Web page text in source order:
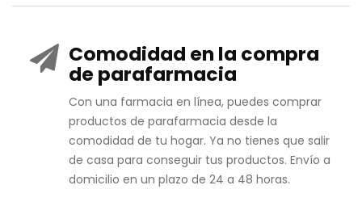
Comodidad en la compra
de parafarmacia
Con una farmacia en línea, puedes comprar
productos de parafarmacia desde la
comodidad de tu hogar. Ya no tienes que salir
de casa para conseguir tus productos. Envío a
domicilio en un plazo de 24 a 48 horas.